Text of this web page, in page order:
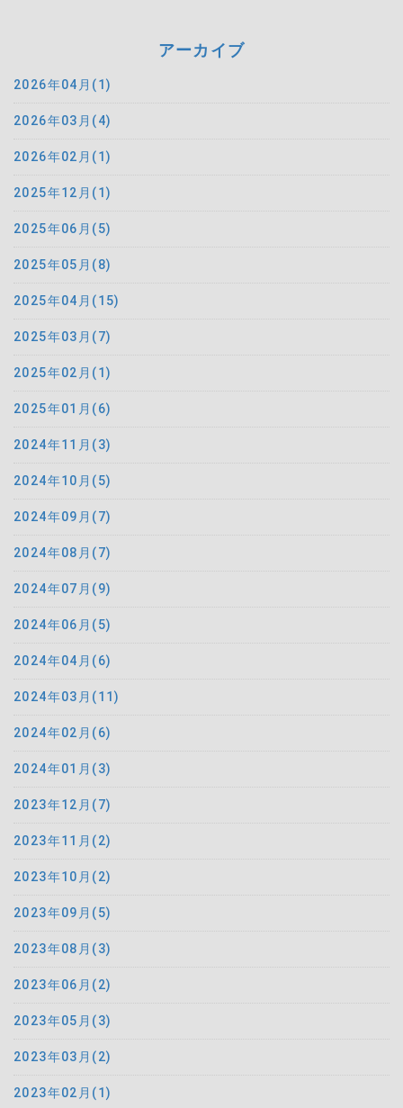
アーカイブ
2026年04月(1)
2026年03月(4)
2026年02月(1)
2025年12月(1)
2025年06月(5)
2025年05月(8)
2025年04月(15)
2025年03月(7)
2025年02月(1)
2025年01月(6)
2024年11月(3)
2024年10月(5)
2024年09月(7)
2024年08月(7)
2024年07月(9)
2024年06月(5)
2024年04月(6)
2024年03月(11)
2024年02月(6)
2024年01月(3)
2023年12月(7)
2023年11月(2)
2023年10月(2)
2023年09月(5)
2023年08月(3)
2023年06月(2)
2023年05月(3)
2023年03月(2)
2023年02月(1)